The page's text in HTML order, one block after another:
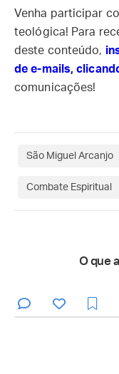
Venha participar
teológica! Para
deste conteúdo,
de e-mails,
comunicações!
São Miguel Arcanjo
Combate Espiritual
O que